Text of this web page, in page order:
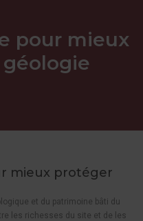
pour mieux
mieux protéger
et du patrimoine bâti du
les richesses du site et de les